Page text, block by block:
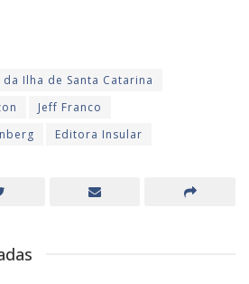
Ilha de Santa Catarina
Jeff Franco
Editora Insular